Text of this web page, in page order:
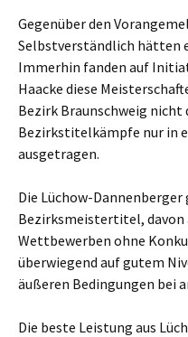
Gegenüber den
Selbstverständlich hätten
Immerhin fanden auf
Haacke diese
Bezirk Braunschweig nicht
Bezirkstitelkämpfe nur in
ausgetragen.
Die Lüchow-
Bezirksmeistertitel,
Wettbewerben ohne
überwiegend auf gutem
äußeren Bedingungen bei
Die beste Leistung aus